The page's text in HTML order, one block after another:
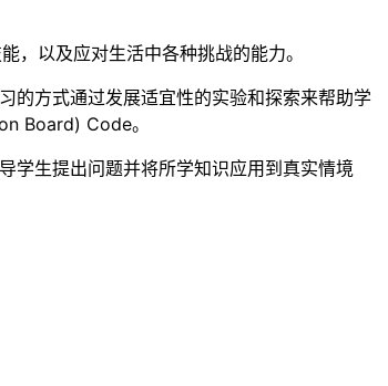
，以及应对生活中各种挑战的能力。
的方式通过发展适宜性的实验和探索来帮助学
Board) Code。
学生提出问题并将所学知识应用到真实情境